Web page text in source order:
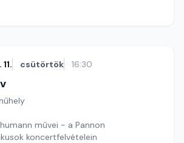
csütörtök 16:30
művei - a Pannon
koncertfelvételein